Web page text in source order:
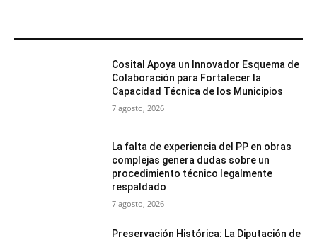
Cosital Apoya un Innovador Esquema de
Colaboración para Fortalecer la
Capacidad Técnica de los Municipios
7 agosto, 2026
La falta de experiencia del PP en obras
complejas genera dudas sobre un
procedimiento técnico legalmente
respaldado
7 agosto, 2026
Preservación Histórica: La Diputación de